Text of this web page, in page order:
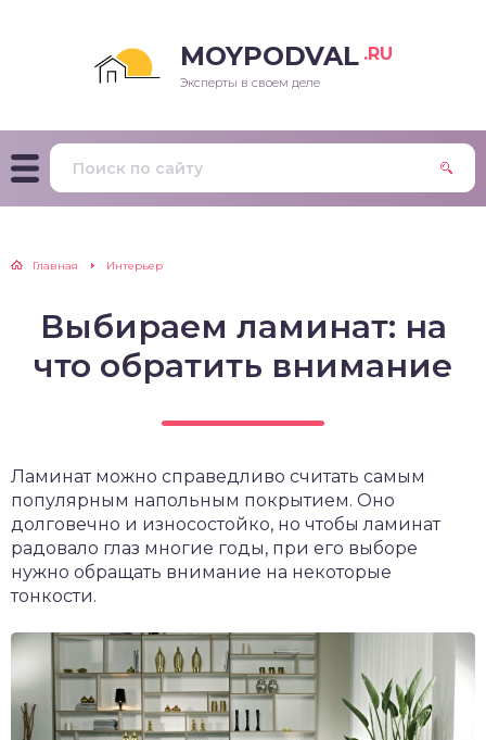
MOYPODVAL .RU
Эксперты в своем деле
Главная Интерьер
Выбираем ламинат: на
что обратить внимание
Ламинат можно справедливо считать самым
популярным напольным покрытием. Оно
долговечно и износостойко, но чтобы ламинат
радовало глаз многие годы, при его выборе
нужно обращать внимание на некоторые
тонкости.